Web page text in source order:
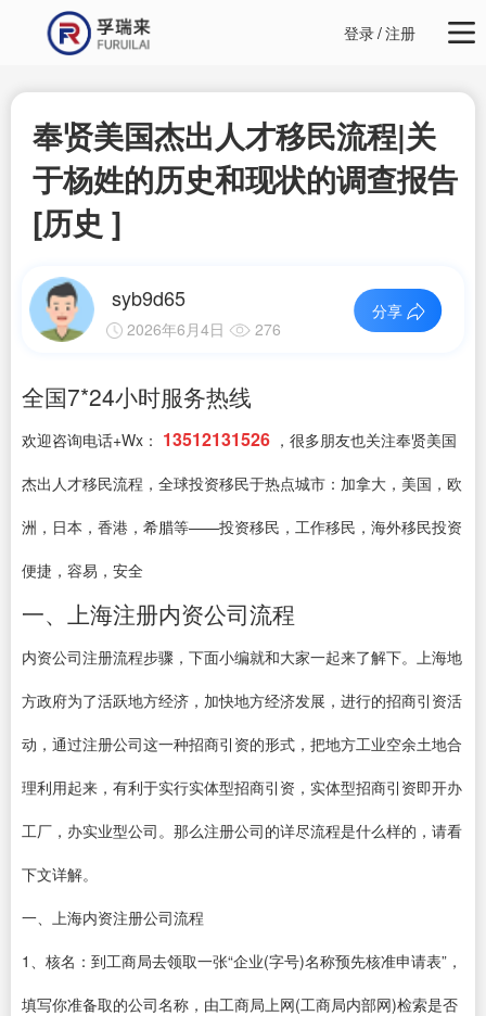
登录/注册
奉贤美国杰出人才移民流程|关
于杨姓的历史和现状的调查报告
[历史 ]
syb9d65
2026年6月4日 276
分享
全国7*24小时服务热线
欢迎咨询电话+Wx： 13512131526 ，很多朋友也关注奉贤美国
杰出人才移民流程，全球投资移民于热点城市：加拿大，美国，欧
洲，日本，香港，希腊等——投资移民，工作移民，海外移民投资
便捷，容易，安全
一、上海注册内资公司流程
内资公司注册流程步骤，下面小编就和大家一起来了解下。上海地
方政府为了活跃地方经济，加快地方经济发展，进行的招商引资活
动，通过注册公司这一种招商引资的形式，把地方工业空余土地合
理利用起来，有利于实行实体型招商引资，实体型招商引资即开办
工厂，办实业型公司。那么注册公司的详尽流程是什么样的，请看
下文详解。
一、上海内资注册公司流程
1、核名：到工商局去领取一张“企业(字号)名称预先核准申请表”，
填写你准备取的公司名称，由工商局上网(工商局内部网)检索是否